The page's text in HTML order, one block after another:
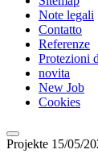
Note legali
Contatto
Referenze
Protezioni
novita
New Job
Cookies
Projekte 15/05/